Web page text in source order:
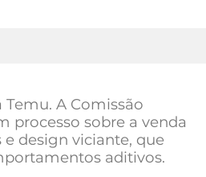
A Comissão
processo sobre a venda
design viciante, que
aditivos.